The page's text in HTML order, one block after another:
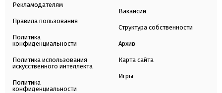
Рекламодателям
Правила пользования
Политика
конфиденциальности
Политика использования
искусственного интеллекта
Политика
конфиденциальности
Вакансии
Структура собственности
Архив
Карта сайта
Игры